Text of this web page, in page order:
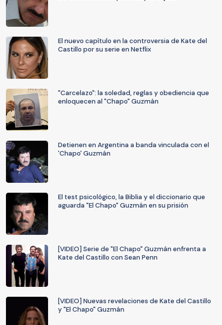
El nuevo capítulo en la controversia de Kate del
Castillo por su serie en Netflix
"Carcelazo": la soledad, reglas y obediencia que
enloquecen al "Chapo" Guzmán
Detienen en Argentina a banda vinculada con el
'Chapo' Guzmán
El test psicológico, la Biblia y el diccionario que
aguarda "El Chapo" Guzmán en su prisión
[VIDEO] Serie de "El Chapo" Guzmán enfrenta a
Kate del Castillo con Sean Penn
[VIDEO] Nuevas revelaciones de Kate del Castillo
y "El Chapo" Guzmán